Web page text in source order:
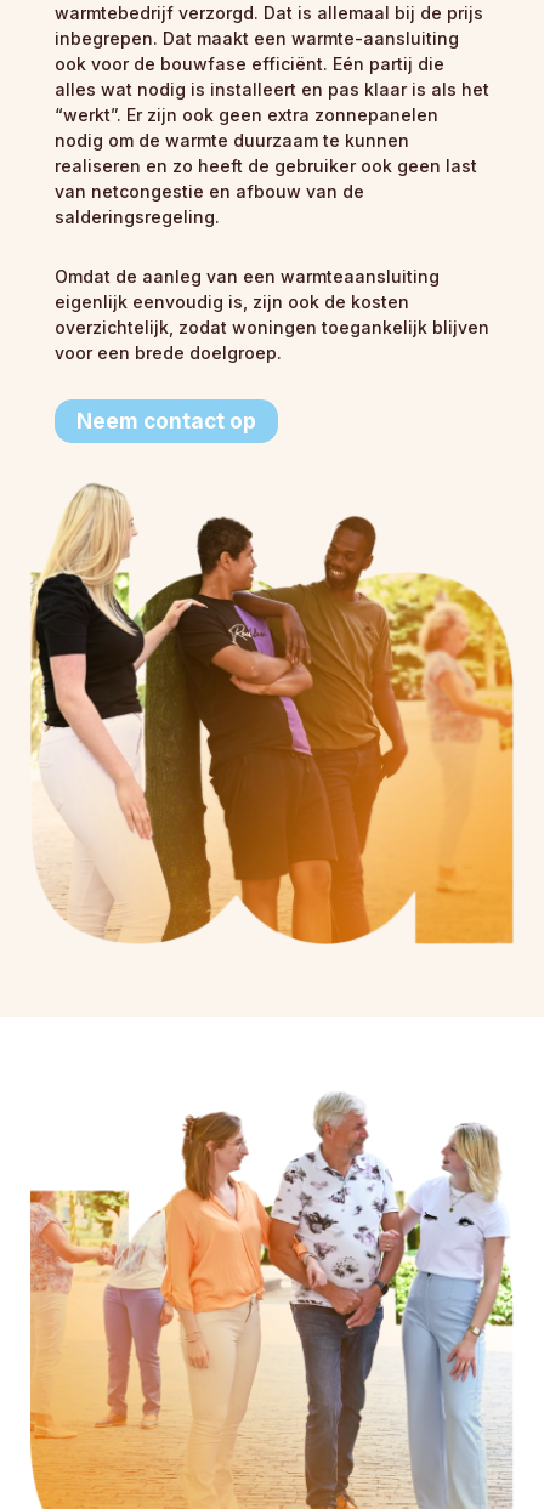
warmtebedrijf verzorgd. Dat is allemaal bij de prijs
inbegrepen. Dat maakt een warmte-aansluiting
ook voor de bouwfase efficiënt. Eén partij die
alles wat nodig is installeert en pas klaar is als het
“werkt”. Er zijn ook geen extra zonnepanelen
nodig om de warmte duurzaam te kunnen
realiseren en zo heeft de gebruiker ook geen last
van netcongestie en afbouw van de
salderingsregeling.
Omdat de aanleg van een warmteaansluiting
eigenlijk eenvoudig is, zijn ook de kosten
overzichtelijk, zodat woningen toegankelijk blijven
voor een brede doelgroep.
Neem contact op